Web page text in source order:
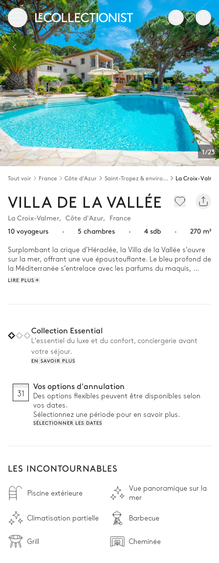
1/23
Tout voir France Côte d'Azur Saint-Tropez & environs La Croix-
VILLA DE LA VALLÉE
La Croix-Valmer, Côte d'Azur, France
10 voyageurs
· 5 chambres · 4 sdb · 270 m²
Surplombant la crique d’Héraclée, la Villa de la Vallée s’ouvre
sur la mer, offrant une vue époustouflante. Le bleu profond de
la Méditerranée s’entrelace avec les parfums du maquis,
créant un cadre idéal pour des moments en famille où le
mêlent aux crépitements de la plancha, tandis que les
transats appellent à la détente. En contrebas, la mer scintille
sous les rayons du soleil, baignant la vallée d'une lumière
chaude et dorée.
LIRE PLUS
Collection Essential
L'essentiel du luxe et du confort, conciergerie avant
votre séjour.
EN SAVOIR PLUS
31
Vos options d'annulation
Des options flexibles peuvent être disponibles selon
vos dates.
Sélectionnez une période pour en savoir plus.
SÉLECTIONNER LES DATES
LES INCONTOURNABLES
Piscine extérieure
Vue panoramique sur la
mer
Climatisation partielle Barbecue
Grill Cheminée